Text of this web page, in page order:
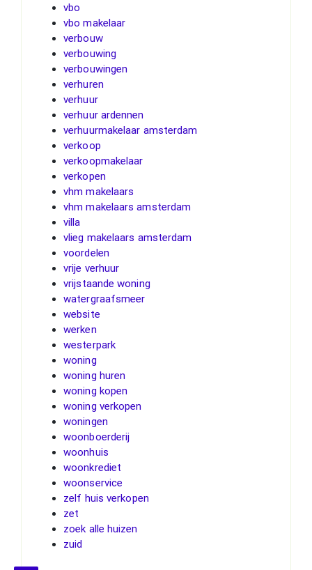
vbo
vbo makelaar
verbouw
verbouwing
verbouwingen
verhuren
verhuur
verhuur ardennen
verhuurmakelaar amsterdam
verkoop
verkoopmakelaar
verkopen
vhm makelaars
vhm makelaars amsterdam
villa
vlieg makelaars amsterdam
voordelen
vrije verhuur
vrijstaande woning
watergraafsmeer
website
werken
westerpark
woning
woning huren
woning kopen
woning verkopen
woningen
woonboerderij
woonhuis
woonkrediet
woonservice
zelf huis verkopen
zet
zoek alle huizen
zuid